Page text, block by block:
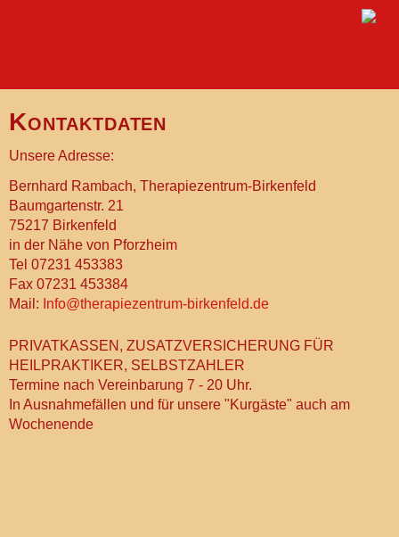
Kontaktdaten
Unsere Adresse:
Bernhard Rambach, Therapiezentrum-Birkenfeld
Baumgartenstr. 21
75217 Birkenfeld
in der Nähe von Pforzheim
Tel 07231 453383
Fax 07231 453384
Mail: Info@therapiezentrum-birkenfeld.de
PRIVATKASSEN, ZUSATZVERSICHERUNG FÜR
HEILPRAKTIKER, SELBSTZAHLER
Termine nach Vereinbarung 7 - 20 Uhr.
In Ausnahmefällen und für unsere "Kurgäste" auch am
Wochenende